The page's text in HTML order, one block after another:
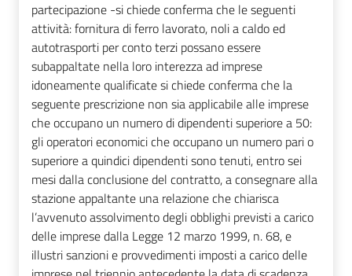
partecipazione -si chiede conferma che le seguenti
attività: fornitura di ferro lavorato, noli a caldo ed
autotrasporti per conto terzi possano essere
subappaltate nella loro interezza ad imprese
idoneamente qualificate si chiede conferma che la
seguente prescrizione non sia applicabile alle imprese
che occupano un numero di dipendenti superiore a 50:
gli operatori economici che occupano un numero pari o
superiore a quindici dipendenti sono tenuti, entro sei
mesi dalla conclusione del contratto, a consegnare alla
stazione appaltante una relazione che chiarisca
l’avvenuto assolvimento degli obblighi previsti a carico
delle imprese dalla Legge 12 marzo 1999, n. 68, e
illustri sanzioni e provvedimenti imposti a carico delle